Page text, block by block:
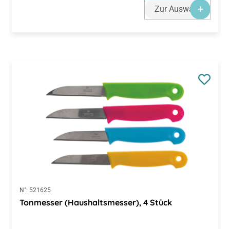
Zur Auswahl
N°: 521625
Tonmesser (Haushaltsmesser), 4 Stück